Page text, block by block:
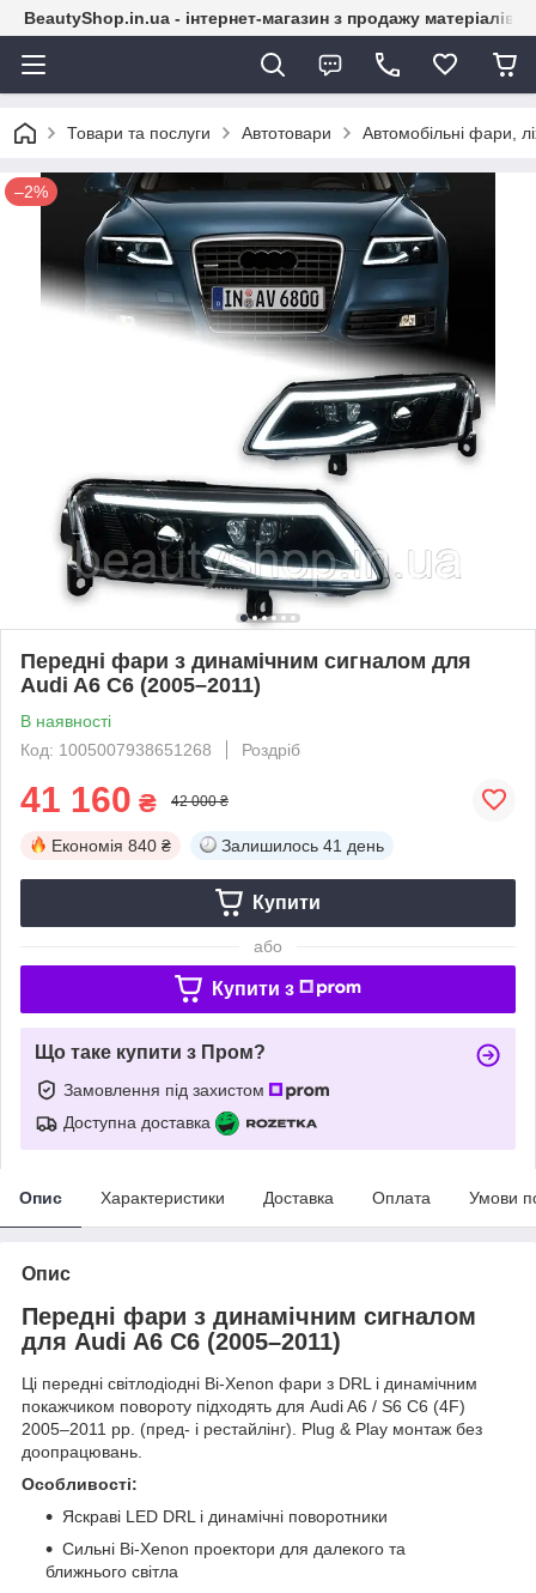
BeautyShop.in.ua - інтернет-магазин з продажу матеріалів
Товари та послуги Автотовари Автомобільні фари,
–2%
Передні фари з динамічним сигналом для
Audi A6 C6 (2005–2011)
В наявності
Код: 1005007938651268
Роздріб
41 160 ₴ 42 000 ₴
Економія 840 ₴ Залишилось 41 день
Купити
або
Купити з
Що таке купити з Пром?
Замовлення під захистом
Доступна доставка
Опис Характеристики Доставка Оплата Умови
Опис
Передні фари з динамічним сигналом
для Audi A6 C6 (2005–2011)
Ці передні світлодіодні Bi‑Xenon фари з DRL і динамічним
покажчиком повороту підходять для Audi A6 / S6 C6 (4F)
2005–2011 рр. (пред‑ і рестайлінг). Plug & Play монтаж без
доопрацювань.
Особливості:
Яскраві LED DRL і динамічні поворотники
Сильні Bi‑Xenon проектори для далекого та
ближнього світла